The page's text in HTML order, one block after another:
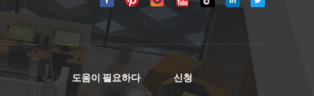
도움이 필요하다 신청